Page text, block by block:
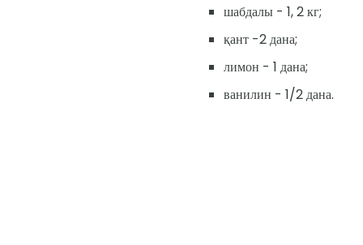
шабдалы - 1, 2 кг;
қант -2 дана;
лимон - 1 дана;
ванилин - 1/2 дана.